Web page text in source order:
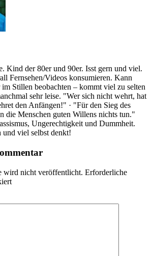
Kind der 80er und 90er. Isst gern und viel.
Fernsehen/Videos konsumieren. Kann
Stillen beobachten – kommt viel zu selten
sehr leise. "Wer sich nicht wehrt, hat
den Anfängen!" · "Für den Sieg des
die Menschen guten Willens nichts tun."
Ungerechtigkeit und Dummheit.
und viel selbst denkt!
wird nicht veröffentlicht. Erforderliche